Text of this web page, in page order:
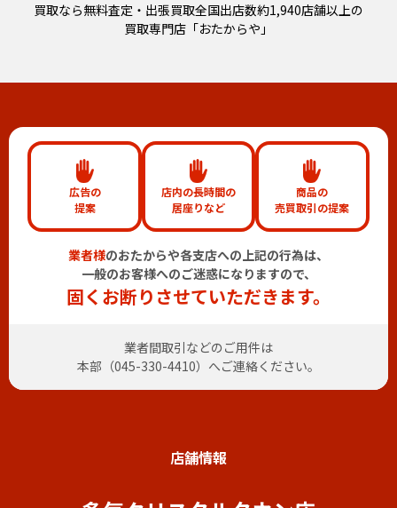
買取なら無料査定・出張買取全国出店数約1,940店舗以上の
買取専門店「おたからや」
広告の
提案
店内の長時間の
居座りなど
商品の
売買取引の提案
業者様のおたからや各支店への上記の行為は、
一般のお客様へのご迷惑になりますので、
固くお断りさせていただきます。
業者間取引などのご用件は
本部（045-330-4410）へご連絡ください。
店舗情報